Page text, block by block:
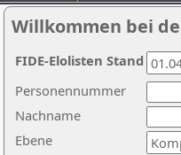
Willkommen bei
Nachname
Ebene
Personennummer
FIDE-Elolisten Stand